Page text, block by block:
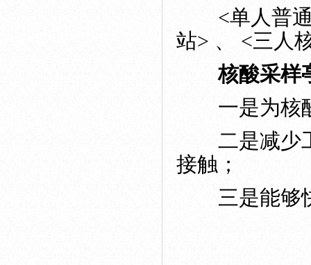
<单人普通
站> 、 <三人
核酸采样
一是为核酸
二是减少工
接触；
三是能够快